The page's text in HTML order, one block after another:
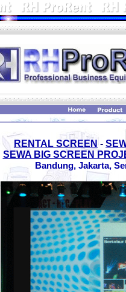
RENTAL SCREEN -
SEWA BIG SCREEN
Bandung, Jakarta,